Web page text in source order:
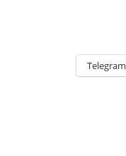
Telegram